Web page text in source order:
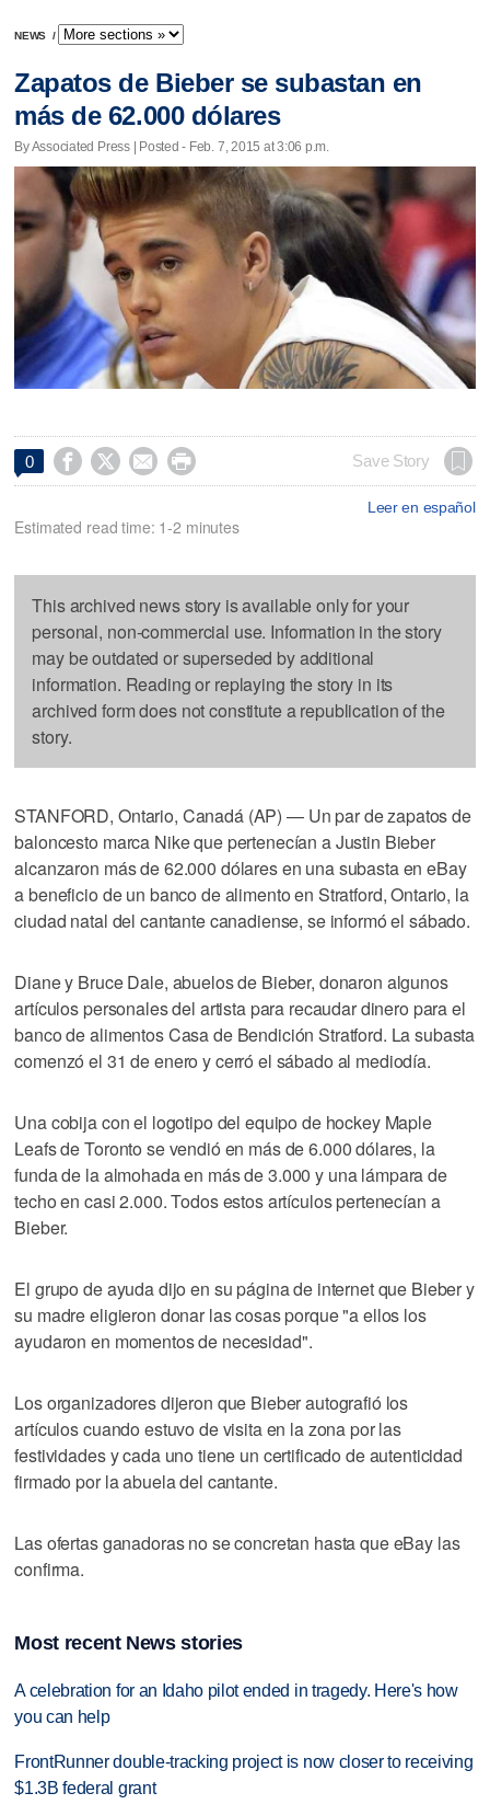
NEWS /
Zapatos de Bieber se subastan en
más de 62.000 dólares
By Associated Press | Posted - Feb. 7, 2015 at 3:06 p.m.
0     Save Story
Leer en español
Estimated read time: 1-2 minutes
This archived news story is available only for your
personal, non-commercial use. Information in the story
may be outdated or superseded by additional
information. Reading or replaying the story in its
archived form does not constitute a republication of the
story.
STANFORD, Ontario, Canadá (AP) — Un par de zapatos de
baloncesto marca Nike que pertenecían a Justin Bieber
alcanzaron más de 62.000 dólares en una subasta en eBay
a beneficio de un banco de alimento en Stratford, Ontario, la
ciudad natal del cantante canadiense, se informó el sábado.
Diane y Bruce Dale, abuelos de Bieber, donaron algunos
artículos personales del artista para recaudar dinero para el
banco de alimentos Casa de Bendición Stratford. La subasta
comenzó el 31 de enero y cerró el sábado al mediodía.
Una cobija con el logotipo del equipo de hockey Maple
Leafs de Toronto se vendió en más de 6.000 dólares, la
funda de la almohada en más de 3.000 y una lámpara de
techo en casi 2.000. Todos estos artículos pertenecían a
Bieber.
El grupo de ayuda dijo en su página de internet que Bieber y
su madre eligieron donar las cosas porque "a ellos los
ayudaron en momentos de necesidad".
Los organizadores dijeron que Bieber autografió los
artículos cuando estuvo de visita en la zona por las
festividades y cada uno tiene un certificado de autenticidad
firmado por la abuela del cantante.
Las ofertas ganadoras no se concretan hasta que eBay las
confirma.
Most recent News stories
A celebration for an Idaho pilot ended in tragedy. Here's how
you can help
FrontRunner double-tracking project is now closer to receiving
$1.3B federal grant